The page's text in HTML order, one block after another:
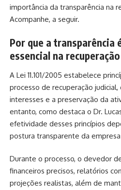
importância da transparência na
Acompanhe, a seguir.
Por que a transparência
essencial na
A Lei 11.101/2005 estabelece
processo de recuperação
interesses e a preservação da
entanto, como destaca o Dr.
efetividade desses princípios
postura transparente da
Durante o processo, o devedor
financeiros precisos, relatórios
projeções realistas, além de